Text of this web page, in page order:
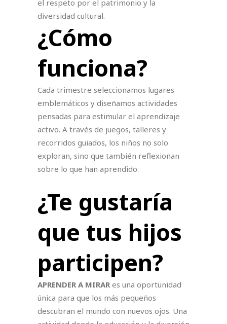
el respeto por el patrimonio y la
diversidad cultural.
¿Cómo
funciona?
Cada trimestre seleccionamos lugares
emblemáticos y diseñamos actividades
pensadas para estimular el aprendizaje
activo. A través de juegos, talleres y
recorridos guiados, los niños no solo
exploran, sino que también reflexionan
sobre lo que han aprendido.
¿Te gustaría
que tus hijos
participen?
APRENDER A MIRAR es una oportunidad
única para que los más pequeños
descubran el mundo con nuevos ojos. Una